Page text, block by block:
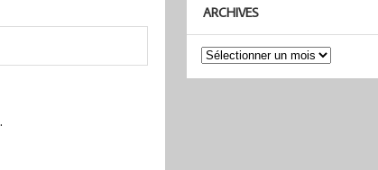
ARCHIVES
Archives